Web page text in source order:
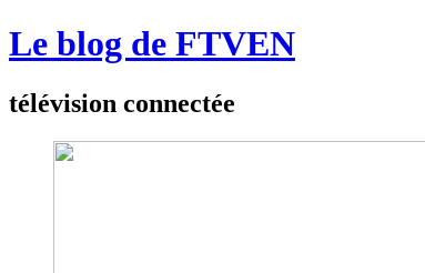
Le blog de FTVEN
télévision connectée